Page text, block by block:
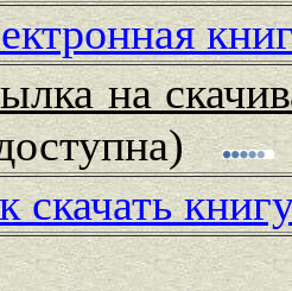
на
скачать